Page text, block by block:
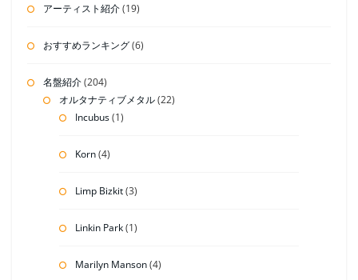
アーティスト紹介(19)
おすすめランキング(6)
名盤紹介(204)
オルタナティブメタル(22)
Incubus(1)
Korn(4)
Limp Bizkit(3)
Linkin Park(1)
Marilyn Manson(4)